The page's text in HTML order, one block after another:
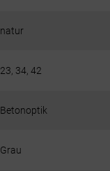
natur
23, 34, 42
Betonoptik
Grau